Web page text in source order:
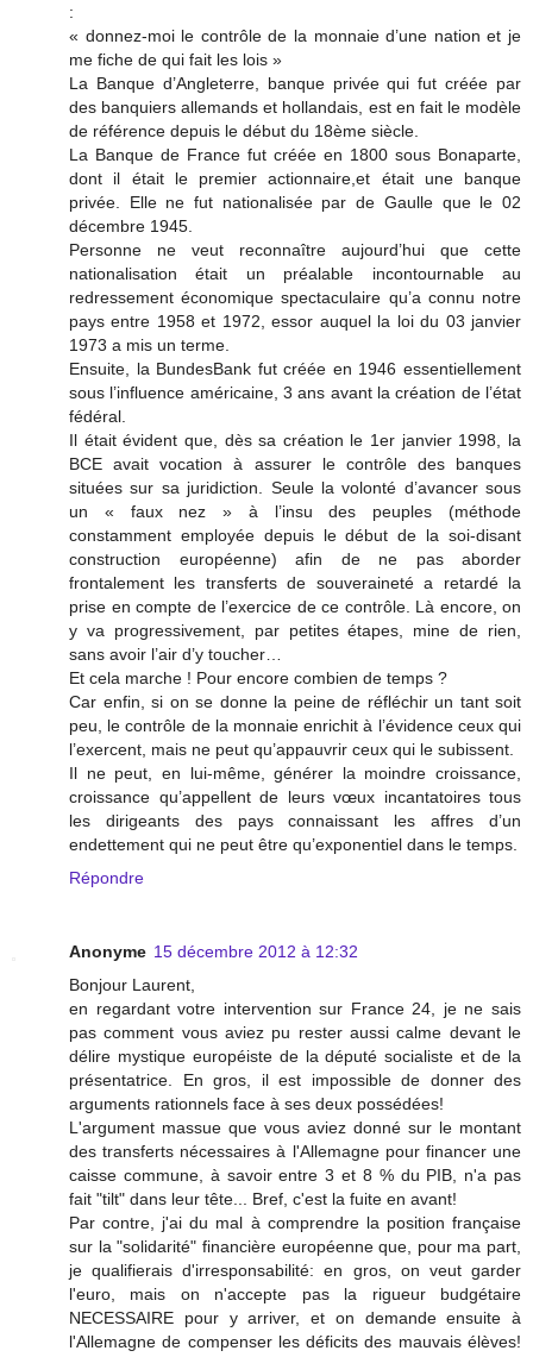
:
« donnez-moi le contrôle de la monnaie d’une nation et je
me fiche de qui fait les lois »
La Banque d’Angleterre, banque privée qui fut créée par
des banquiers allemands et hollandais, est en fait le modèle
de référence depuis le début du 18ème siècle.
La Banque de France fut créée en 1800 sous Bonaparte,
dont il était le premier actionnaire,et était une banque
privée. Elle ne fut nationalisée par de Gaulle que le 02
décembre 1945.
Personne ne veut reconnaître aujourd’hui que cette
nationalisation était un préalable incontournable au
redressement économique spectaculaire qu’a connu notre
pays entre 1958 et 1972, essor auquel la loi du 03 janvier
1973 a mis un terme.
Ensuite, la BundesBank fut créée en 1946 essentiellement
sous l’influence américaine, 3 ans avant la création de l’état
fédéral.
Il était évident que, dès sa création le 1er janvier 1998, la
BCE avait vocation à assurer le contrôle des banques
situées sur sa juridiction. Seule la volonté d’avancer sous
un « faux nez » à l’insu des peuples (méthode
constamment employée depuis le début de la soi-disant
construction européenne) afin de ne pas aborder
frontalement les transferts de souveraineté a retardé la
prise en compte de l’exercice de ce contrôle. Là encore, on
y va progressivement, par petites étapes, mine de rien,
sans avoir l’air d’y toucher…
Et cela marche ! Pour encore combien de temps ?
Car enfin, si on se donne la peine de réfléchir un tant soit
peu, le contrôle de la monnaie enrichit à l’évidence ceux qui
l’exercent, mais ne peut qu’appauvrir ceux qui le subissent.
Il ne peut, en lui-même, générer la moindre croissance,
croissance qu’appellent de leurs vœux incantatoires tous
les dirigeants des pays connaissant les affres d’un
endettement qui ne peut être qu’exponentiel dans le temps.
Répondre
Anonyme 15 décembre 2012 à 12:32
Bonjour Laurent,
en regardant votre intervention sur France 24, je ne sais
pas comment vous aviez pu rester aussi calme devant le
délire mystique européiste de la député socialiste et de la
présentatrice. En gros, il est impossible de donner des
arguments rationnels face à ses deux possédées!
L'argument massue que vous aviez donné sur le montant
des transferts nécessaires à l'Allemagne pour financer une
caisse commune, à savoir entre 3 et 8 % du PIB, n'a pas
fait "tilt" dans leur tête... Bref, c'est la fuite en avant!
Par contre, j'ai du mal à comprendre la position française
sur la "solidarité" financière européenne que, pour ma part,
je qualifierais d'irresponsabilité: en gros, on veut garder
l'euro, mais on n'accepte pas la rigueur budgétaire
NECESSAIRE pour y arriver, et on demande ensuite à
l'Allemagne de compenser les déficits des mauvais élèves!